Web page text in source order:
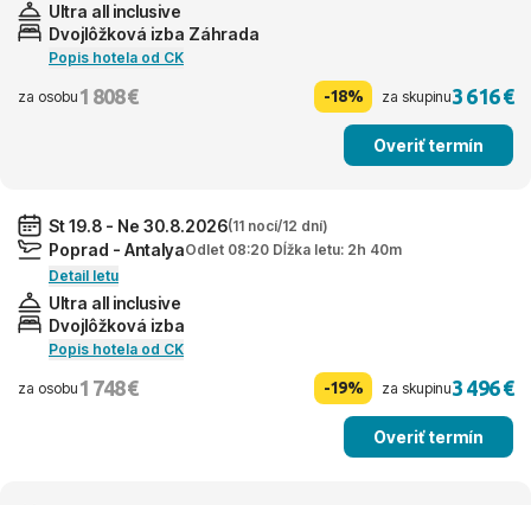
Ultra all inclusive
Dvojlôžková izba Záhrada
Popis hotela od CK
za osobu 1 808 € -18% za skupinu3 616 €
Overiť termín
St 19.8 - Ne 30.8.2026(11 nocí/12 dní)
Poprad - AntalyaOdlet 08:20 Dĺžka letu: 2h 40m
Detail letu
Ultra all inclusive
Dvojlôžková izba
Popis hotela od CK
za osobu 1 748 € -19% za skupinu3 496 €
Overiť termín